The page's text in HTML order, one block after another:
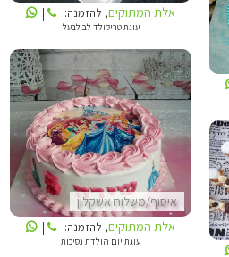
אלת המתוקים, להזמנה: |
עוגת טריקולד לב לבעל
איסוף/משלוח אשקלון
אלת המתוקים
אלת המתוקים, להזמנה: |
עוגת יום הולדת נסיכות